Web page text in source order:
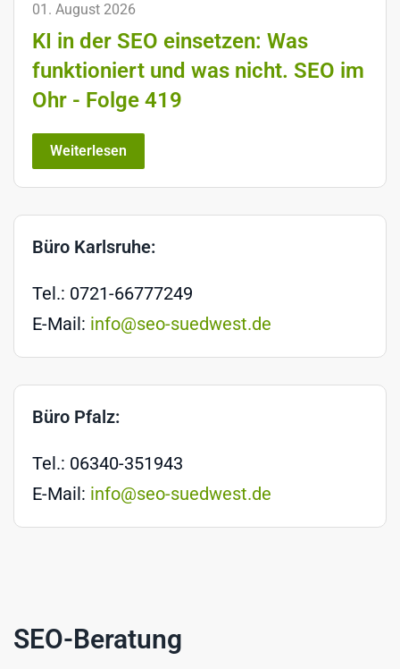
01. August 2026
KI in der SEO einsetzen: Was
funktioniert und was nicht. SEO im
Ohr - Folge 419
Weiterlesen
Büro Karlsruhe:
Tel.: 0721-66777249
E-Mail: info@seo-suedwest.de
Büro Pfalz:
Tel.: 06340-351943
E-Mail: info@seo-suedwest.de
SEO-Beratung